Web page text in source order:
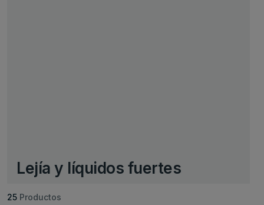
Lejía y líquidos fuertes
25 Productos